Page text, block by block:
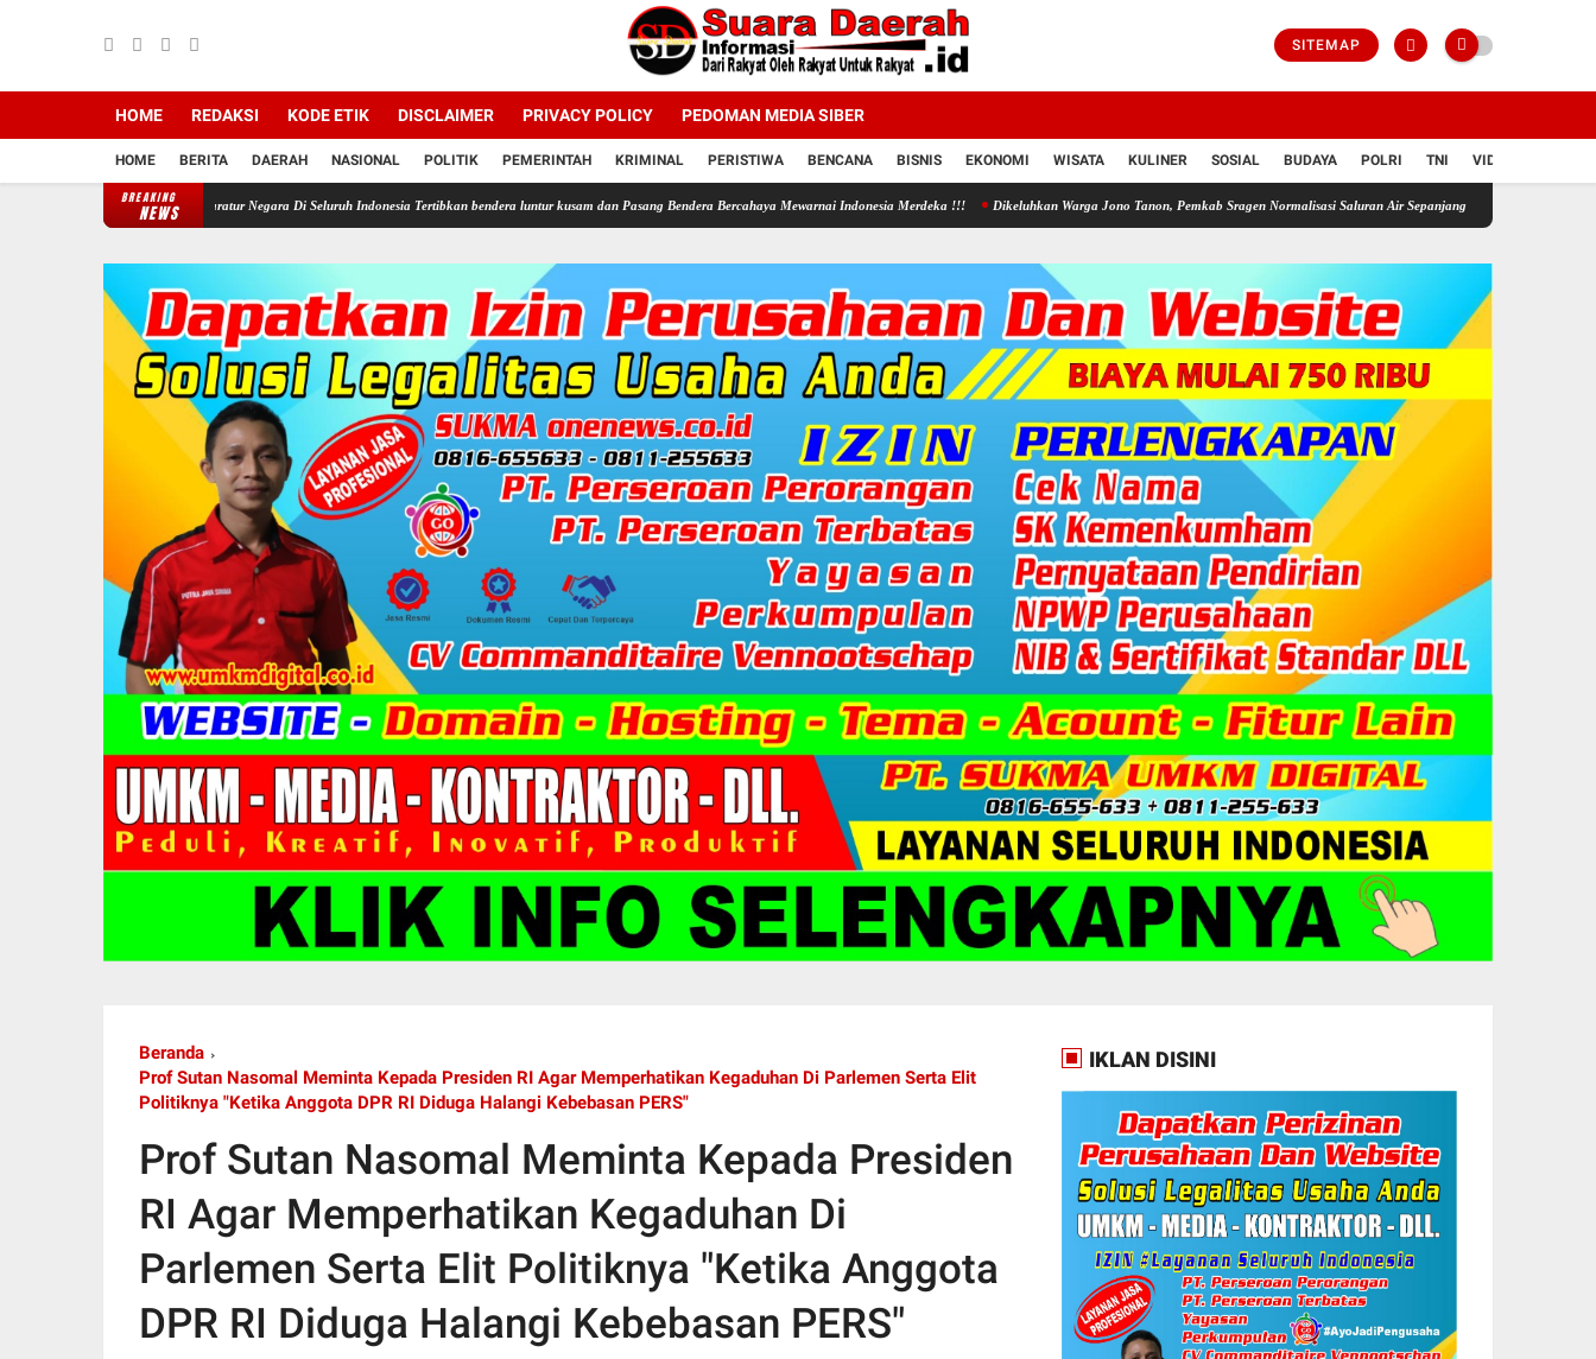
SITEMAP
HOME REDAKSI KODE ETIK DISCLAIMER PRIVACY POLICY PEDOMAN MEDIA SIBER
HOME BERITA DAERAH NASIONAL POLITIK PEMERINTAH KRIMINAL PERISTIWA BENCANA BISNIS EKONOMI WISATA KULINER SOSIAL BUDAYA POLRI TNI VIDIO
BREAKING
NEWS
Semua Aparatur Negara Di Seluruh Indonesia Tertibkan bendera luntur kusam dan Pasang Bendera Bercahaya Mewarnai Indonesia Merdeka !!! Dikeluhkan Warga Jono Tanon, Pemkab Sragen Normalisasi Saluran Air Sepanjang 1,9 Km. Kapolres Sragen
Beranda
Prof Sutan Nasomal Meminta Kepada Presiden RI Agar Memperhatikan Kegaduhan Di Parlemen Serta Elit
Politiknya "Ketika Anggota DPR RI Diduga Halangi Kebebasan PERS"
Prof Sutan Nasomal Meminta Kepada Presiden
RI Agar Memperhatikan Kegaduhan Di
Parlemen Serta Elit Politiknya "Ketika Anggota
DPR RI Diduga Halangi Kebebasan PERS"
IKLAN DISINI